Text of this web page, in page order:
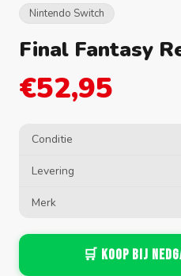
Nintendo Switch
Final Fantasy
€52,95
Conditie
Levering
Merk
🛒 Koop bij